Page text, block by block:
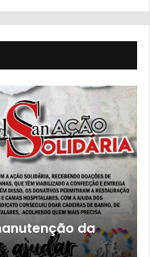
do governo